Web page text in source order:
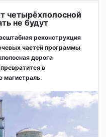
четырёхполосной
не будут
реконструкция
частей программы
дорога
в
магистраль.